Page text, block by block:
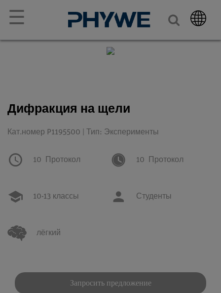
☰
Дифракция на щели
Кат.номер P1195500 | Тип: Эксперименты
10 Протокол 10 Протокол
10-13 классы Студенты
лёгкий
Запросить предложение